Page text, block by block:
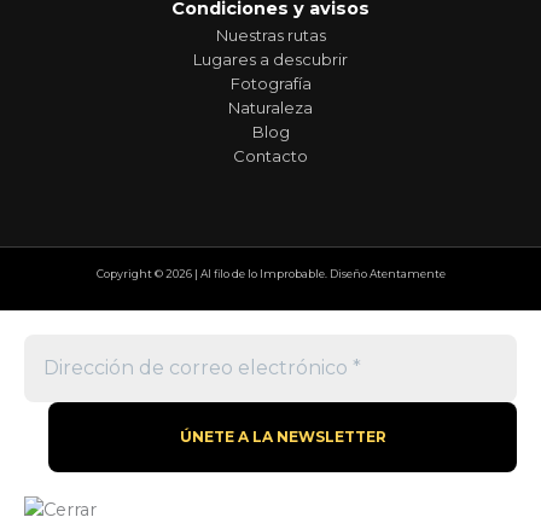
Condiciones y avisos
Nuestras rutas
Lugares a descubrir
Fotografía
Naturaleza
Blog
Contacto
Copyright © 2026 | Al filo de lo Improbable. Diseño Atentamente